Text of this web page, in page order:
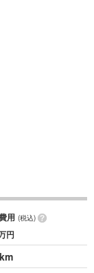
用 (税込)
円